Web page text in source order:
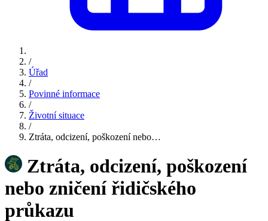
/
Úřad
/
Povinné informace
/
Životní situace
/
Ztráta, odcizení, poškození nebo…
Ztráta, odcizení, poškození
nebo zničení řidičského
průkazu